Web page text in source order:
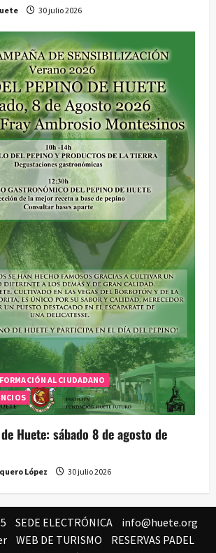
30 julio 2026
AL CIUDADANO
Huete: sábado 8 de agosto de
López 30 julio 2026
SEDE ELECTRÓNICA
info@huete.org
WEB DE TURISMO
RESERVAS PADEL